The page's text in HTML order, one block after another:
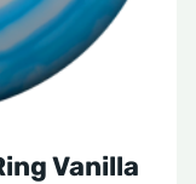
Vanilla